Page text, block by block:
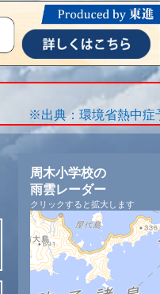
※出典：環境省熱中症
周木小学校の
雨雲レーダー
クリックすると拡大します